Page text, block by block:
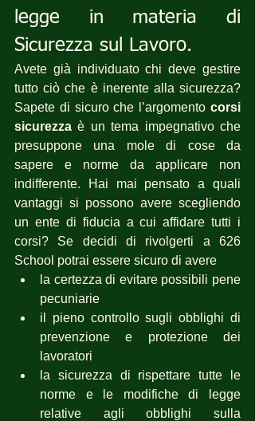
legge in materia di
Sicurezza sul Lavoro.
Avete già individuato chi deve gestire
tutto ciò che è inerente alla sicurezza?
Sapete di sicuro che l’argomento corsi
sicurezza è un tema impegnativo che
presuppone una mole di cose da
sapere e norme da applicare non
indifferente. Hai mai pensato a quali
vantaggi si possono avere scegliendo
un ente di fiducia a cui affidare tutti i
corsi? Se decidi di rivolgerti a 626
School potrai essere sicuro di avere
la certezza di evitare possibili pene
pecuniarie
il pieno controllo sugli obblighi di
prevenzione e protezione dei
lavoratori
la sicurezza di rispettare tutte le
norme e le modifiche di legge
relative agli obblighi sulla